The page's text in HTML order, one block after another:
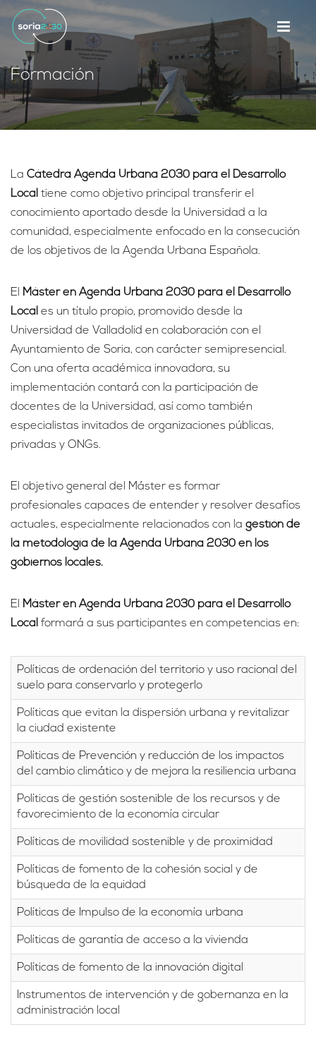
Formación
La Cátedra Agenda Urbana 2030 para el Desarrollo
Local tiene como objetivo principal transferir el
conocimiento aportado desde la Universidad a la
comunidad, especialmente enfocado en la consecución
de los objetivos de la Agenda Urbana Española.
El
Máster en Agenda Urbana 2030 para el Desarrollo
Local es un título propio, promovido desde la
Universidad de Valladolid en colaboración con el
Ayuntamiento de Soria, con carácter semipresencial.
Con una oferta académica innovadora, su
implementación contará con la participación de
docentes de la Universidad, así como también
especialistas invitados de organizaciones públicas,
privadas y ONGs.
El objetivo general del Máster es formar
profesionales capaces de entender y resolver desafíos
actuales, especialmente relacionados con la gestión de
la metodología de la Agenda Urbana 2030 en los
gobiernos locales.
El
Máster en Agenda Urbana 2030 para el Desarrollo
Local formará a sus participantes en competencias en:
Políticas de ordenación del territorio y uso racional del
suelo para conservarlo y protegerlo
Políticas que evitan la dispersión urbana y revitalizar
la ciudad existente
Políticas de Prevención y reducción de los impactos
del cambio climático y de mejora la resiliencia urbana
Políticas de gestión sostenible de los recursos y de
favorecimiento de la economía circular
Políticas de movilidad sostenible y de proximidad
Políticas de fomento de la cohesión social y de
búsqueda de la equidad
Políticas de Impulso de la economía urbana
Políticas de garantía de acceso a la vivienda
Políticas de fomento de la innovación digital
Instrumentos de intervención y de gobernanza en la
administración local